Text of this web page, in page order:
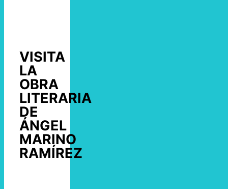
VISITA
LA
OBRA
LITERARIA
DE
ÁNGEL
MARINO
RAMÍREZ